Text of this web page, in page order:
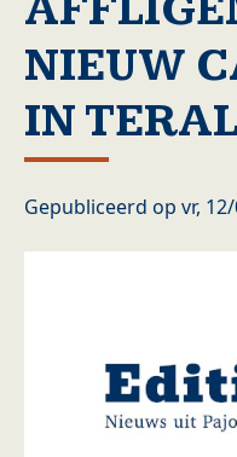
NIEUW
IN
Gepubliceerd op vr,